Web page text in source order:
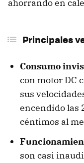
ahorrando en
Principales
Consumo
con motor DC
sus
encendido las
céntimos al
son casi